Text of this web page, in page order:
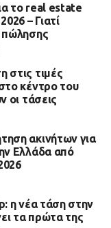
το real estate
– Γιατί
πώλησης
στις τιμές
κέντρο του
οι τάσεις
ακινήτων για
Ελλάδα από
η νέα τάση στην
τα πρώτα της